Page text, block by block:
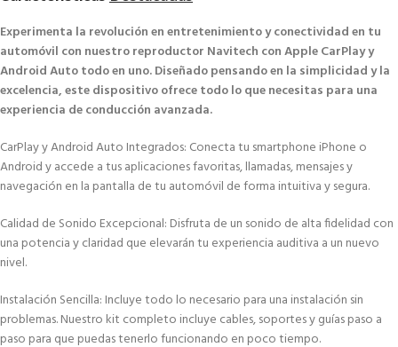
Experimenta la revolución en entretenimiento y conectividad en tu
automóvil con nuestro reproductor Navitech con Apple CarPlay y
Android Auto todo en uno. Diseñado pensando en la simplicidad y la
excelencia, este dispositivo ofrece todo lo que necesitas para una
experiencia de conducción avanzada.
CarPlay y Android Auto Integrados: Conecta tu smartphone iPhone o
Android y accede a tus aplicaciones favoritas, llamadas, mensajes y
navegación en la pantalla de tu automóvil de forma intuitiva y segura.
Calidad de Sonido Excepcional: Disfruta de un sonido de alta fidelidad con
una potencia y claridad que elevarán tu experiencia auditiva a un nuevo
nivel.
Instalación Sencilla: Incluye todo lo necesario para una instalación sin
problemas. Nuestro kit completo incluye cables, soportes y guías paso a
paso para que puedas tenerlo funcionando en poco tiempo.